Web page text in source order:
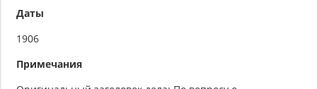
Даты
1906
Примечания